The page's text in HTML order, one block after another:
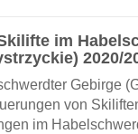
im
2020/
Gebirge
von
im